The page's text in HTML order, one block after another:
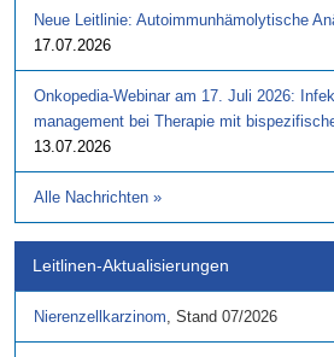
Neue Leitlinie: Autoimmunhämolytische
17.07.2026
Onkopedia-Webinar am 17. Juli 2026:
management bei Therapie mit
13.07.2026
Alle Nachrichten »
Leitlinen-Aktualisierungen
Nierenzellkarzinom, Stand 07/2026